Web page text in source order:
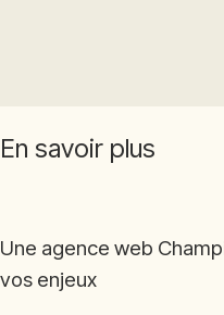
En savoir plus
Une agence web
vos enjeux